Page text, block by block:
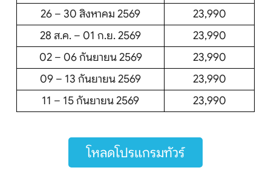
26 – 30 สิงหาคม 2569
23,990
28 ส.ค. – 01 ก.ย. 2569
23,990
02 – 06 กันยายน 2569
23,990
09 – 13 กันยายน 2569
23,990
11 – 15 กันยายน 2569
23,990
โหลดโปรแกรมทัวร์